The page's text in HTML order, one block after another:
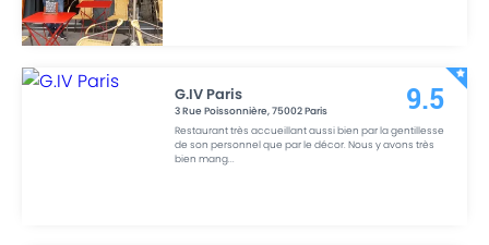
G.IV Paris
3 Rue Poissonnière,75002Paris
Restaurant très accueillant aussi bien par la gentillesse
de son personnel que par le décor. Nous y avons très
bien mang...
9.5